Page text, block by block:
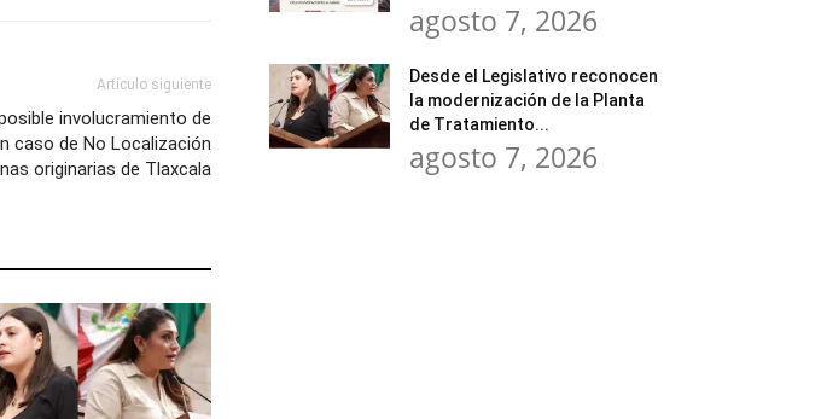
Artículo siguiente
involucramiento de
caso de No Localización
originarias de Tlaxcala
agosto 7, 2026
Desde el Legislativo reconocen
la modernización de la Planta
de Tratamiento...
agosto 7, 2026